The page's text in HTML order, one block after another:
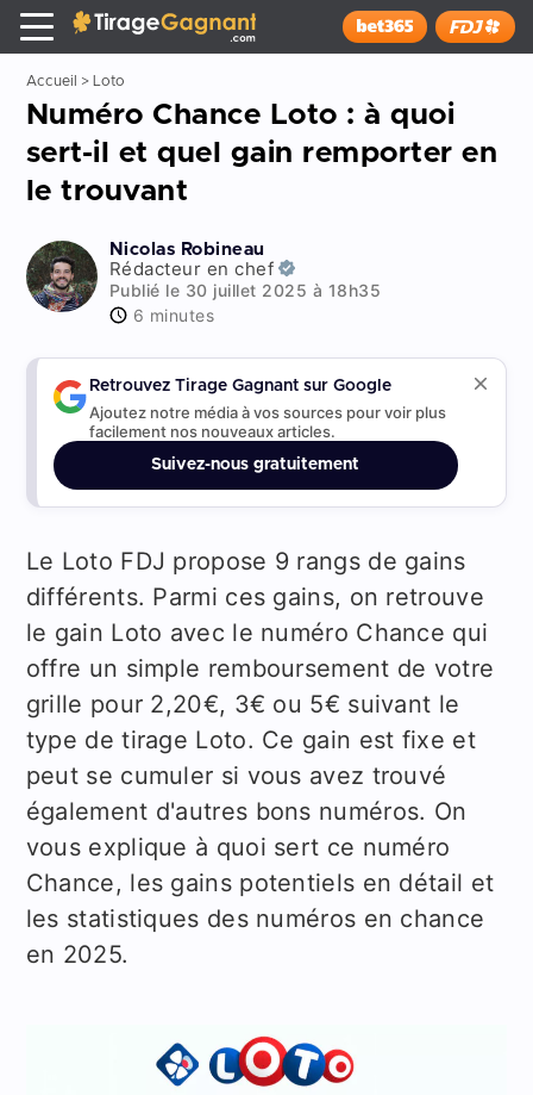
x
Tirage Gagnant
Installer
Accueil > Loto
Numéro Chance Loto : à quoi
sert-il et quel gain remporter en
le trouvant
Nicolas Robineau
Rédacteur en chef
Publié le 30 juillet 2025 à 18h35
6 minutes
Retrouvez Tirage Gagnant sur Google
Ajoutez notre média à vos sources pour voir plus
facilement nos nouveaux articles.
Suivez-nous gratuitement
Le Loto FDJ propose 9 rangs de gains
différents. Parmi ces gains, on retrouve
le gain Loto avec le numéro Chance qui
offre un simple remboursement de votre
grille pour 2,20€, 3€ ou 5€ suivant le
type de tirage Loto. Ce gain est fixe et
peut se cumuler si vous avez trouvé
également d'autres bons numéros. On
vous explique à quoi sert ce numéro
Chance, les gains potentiels en détail et
les statistiques des numéros en chance
en 2025.